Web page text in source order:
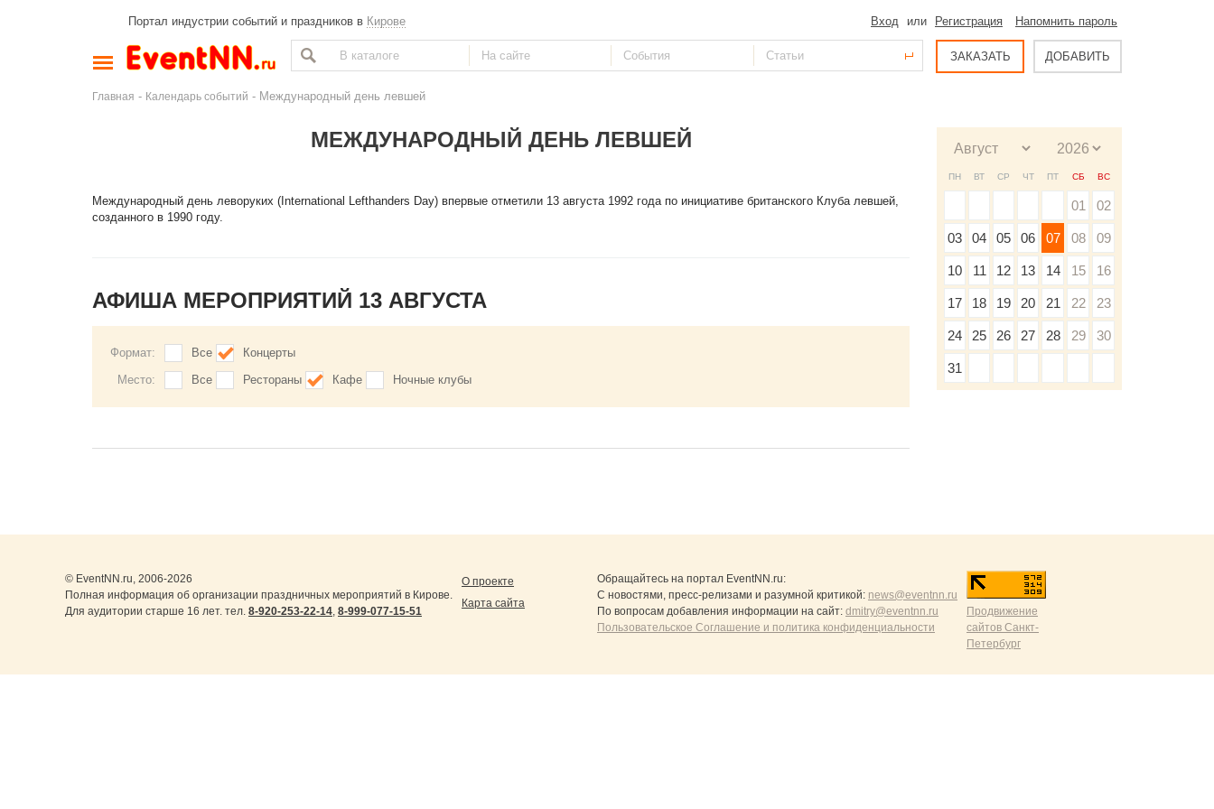
Портал индустрии событий и праздников в Кирове Вход или Регистрация Напомнить пароль
ЗАКАЗАТЬ ДОБАВИТЬ
Главная - Календарь событий - Международный день левшей
МЕЖДУНАРОДНЫЙ ДЕНЬ ЛЕВШЕЙ
Международный день леворуких (International Lefthanders Day) впервые отметили 13 августа 1992 года по инициативе британского Клуба левшей,
созданного в 1990 году.
АФИША МЕРОПРИЯТИЙ 13 АВГУСТА
Формат: Все
Концерты
Место:
Все Рестораны Кафе Ночные клубы
ПН ВТ СР ЧТ ПТ СБ ВС
01 02
03 04 05 06 07 08 09
10 11 12 13 14 15 16
17 18 19 20 21 22 23
24 25 26 27 28 29 30
31
© EventNN.ru, 2006-2026
Полная информация об организации праздничных мероприятий в Кирове.
Для аудитории старше 16 лет. тел. 8-920-253-22-14, 8-999-077-15-51
О проекте
Карта сайта
Обращайтесь на портал EventNN.ru:
С новостями, пресс-релизами и разумной критикой: news@eventnn.ru
По вопросам добавления информации на сайт: dmitry@eventnn.ru
Пользовательское Соглашение и политика конфиденциальности
Продвижение
сайтов Санкт-
Петербург